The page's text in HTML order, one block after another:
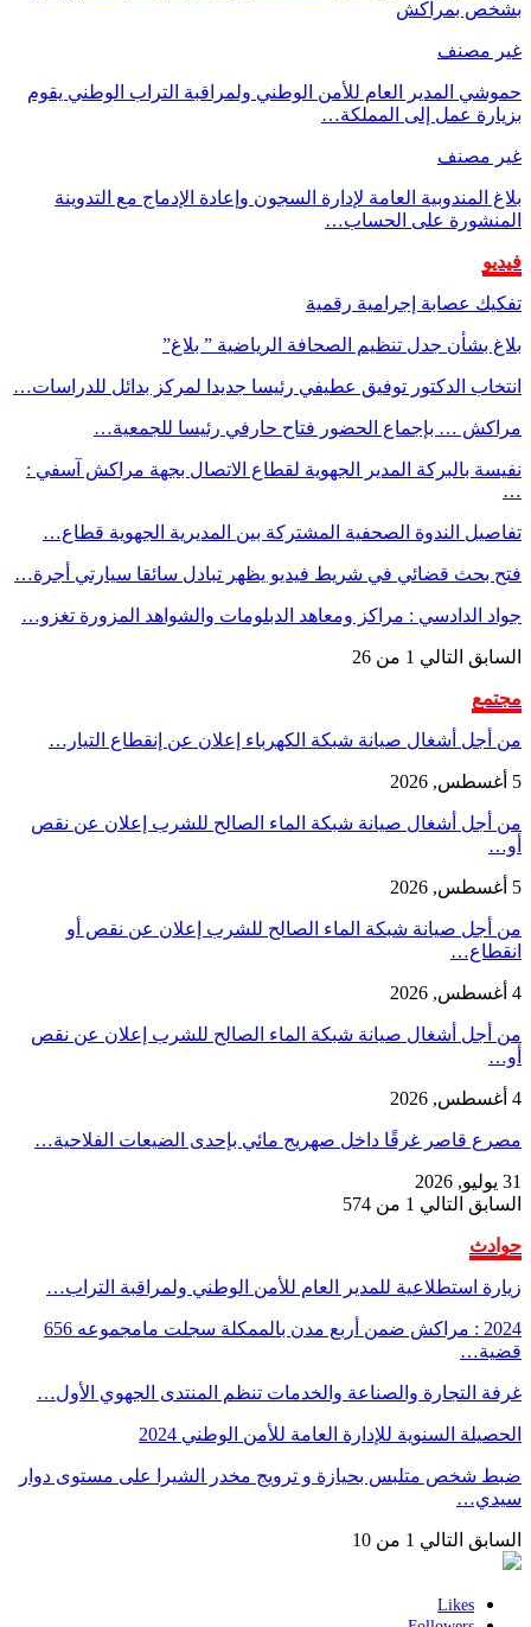
بشخص بمراكش
غير مصنف
حموشي المدير العام للأمن الوطني ولمراقبة التراب الوطني يقوم
بزيارة عمل إلى المملكة…
غير مصنف
بلاغ المندوبية العامة لإدارة السجون وإعادة الإدماج مع التدوينة
المنشورة على الحساب…
فيديو
تفكيك عصابة إجرامية رقمية
بلاغ بشأن جدل تنظيم الصحافة الرياضية ” بلاغ”
انتخاب الدكتور توفيق عطيفي رئيسا جديدا لمركز بدائل للدراسات…
مراكش … بإجماع الحضور فتاح حارفي رئيسا للجمعية…
نفيسة بالبركة المدير الجهوية لقطاع الاتصال بجهة مراكش آسفي :
…
تفاصيل الندوة الصحفية المشتركة بين المديرية الجهوية قطاع…
فتح بحث قضائي في شريط فيديو يظهر تبادل سائقا سيارتي أجرة…
جواد الدادسي : مراكز ومعاهد الدبلومات والشواهد المزورة تغزو…
السابق التالي 1 من 26
مجتمع
من أجل أشغال صيانة شبكة الكهرباء إعلان عن إنقطاع التيار…
5 أغسطس, 2026
من أجل أشغال صيانة شبكة الماء الصالح للشرب إعلان عن نقص
أو…
5 أغسطس, 2026
من أجل صيانة شبكة الماء الصالح للشرب إعلان عن نقص أو
انقطاع…
4 أغسطس, 2026
من أجل أشغال صيانة شبكة الماء الصالح للشرب إعلان عن نقص
أو…
4 أغسطس, 2026
مصرع قاصر غرقًا داخل صهريج مائي بإحدى الضيعات الفلاحية…
31 يوليو, 2026
السابق التالي 1 من 574
حوادث
زيارة استطلاعية للمدير العام للأمن الوطني ولمراقبة التراب…
2024 : مراكش ضمن أربع مدن بالممكلة سجلت مامجموعه 656
قضية…
غرفة التجارة والصناعة والخدمات تنظم المنتدى الجهوي الأول…
الحصيلة السنوية للإدارة العامة للأمن الوطني 2024
ضبط شخص متلبس بحيازة و ترويج مخدر الشيرا على مستوى دوار
سيدي…
السابق التالي 1 من 10
Likes